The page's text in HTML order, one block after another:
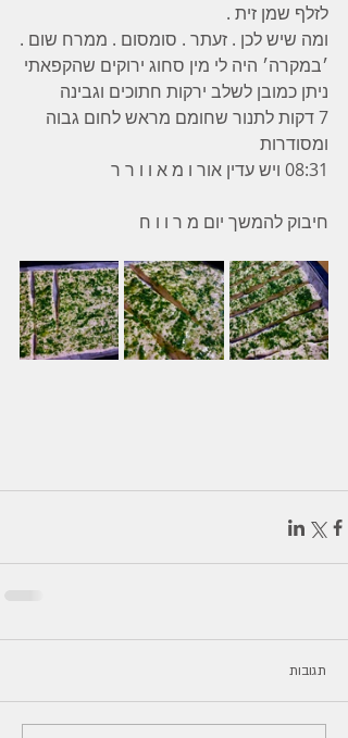
לזלף שמן זית .
ומה שיש לכן . זעתר . סומסום . ממרח שום .
׳במקרה׳ היה לי מין סחוג ירוקים שהקפאתי
ניתן כמובן לשלב ירקות חתוכים וגבינה
7 דקות לתנור שחומם מראש לחום גבוה
ומסודרות
08:31 ויש עדין אור ו מ א ו ו ר ר
חיבוק להמשך יום מ ר ו ו ח
תגובות